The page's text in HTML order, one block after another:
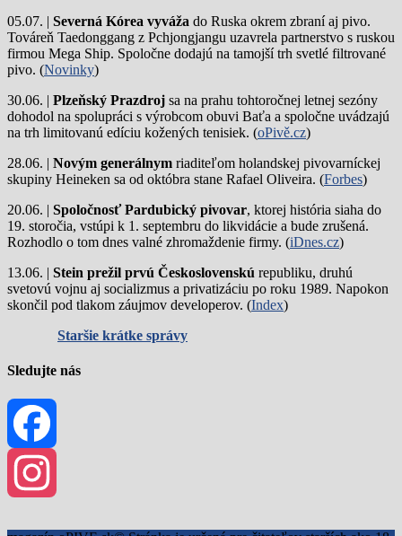
05.07. | Severná Kórea vyváža do Ruska okrem zbraní aj pivo.
Továreň Taedonggang z Pchjongjangu uzavrela partnerstvo s ruskou
firmou Mega Ship. Spoločne dodajú na tamojší trh svetlé filtrované
pivo. (Novinky)
30.06. | Plzeňský Prazdroj sa na prahu tohtoročnej letnej sezóny
dohodol na spolupráci s výrobcom obuvi Baťa a spoločne uvádzajú
na trh limitovanú edíciu kožených tenisiek. (oPivě.cz)
28.06. | Novým generálnym riaditeľom holandskej pivovarníckej
skupiny Heineken sa od októbra stane Rafael Oliveira. (Forbes)
20.06. | Spoločnosť Pardubický pivovar, ktorej história siaha do
19. storočia, vstúpi k 1. septembru do likvidácie a bude zrušená.
Rozhodlo o tom dnes valné zhromaždenie firmy. (iDnes.cz)
13.06. | Stein prežil prvú Československú republiku, druhú
svetovú vojnu aj socializmus a privatizáciu po roku 1989. Napokon
skončil pod tlakom záujmov developerov. (Index)
Staršie krátke správy
Sledujte nás
Facebook